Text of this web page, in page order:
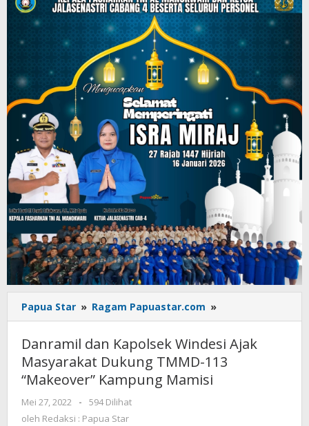
Papua Star » Ragam Papuastar.com »
dan
Windesi
Ajak
Danramil dan Kapolsek Windesi Ajak
Masyarakat Dukung TMMD-113
“Makeover” Kampung Mamisi
Mei 27, 2022
oleh
Redaksi
-
594 Dilihat
oleh Redaksi : Papua Star